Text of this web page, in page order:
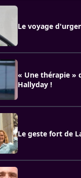
Le voyage
« Une thérapie »
Hallyday !
Le geste fort de